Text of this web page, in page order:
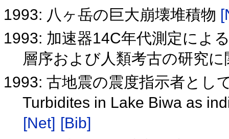
1993: 八ヶ岳の巨大崩壊堆積物
1993: 加速器14C年代測定によ
層序および人類考古の研究
1993: 古地震の震度指示者とし
Turbidites in Lake Biwa as
[Net] [Bib]